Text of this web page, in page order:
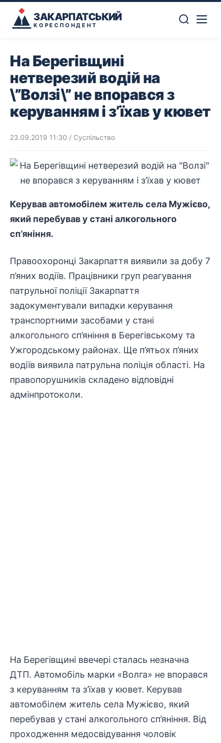
ЗАКАРПАТСЬКИЙ
КОРЕСПОНДЕНТ
На Берегівщині
нетверезий водій на
\”Волзі\” не впорався з
керуванням і з’їхав у кювет
23.09.2019 11:30 / Суспільство
Керував автомобілем житель села Мужієво,
який перебував у стані алкогольного
сп’яніння.
Правоохоронці Закарпаття виявили за добу 7
п’яних водіїв. Працівники груп реагування
патрульної поліції Закарпаття
задокументували випадки керування
транспортними засобами у стані
алкогольного сп’яніння в Берегівському та
Ужгородському районах. Ще п’ятьох п’яних
водіїв виявила патрульна поліція області. На
правопорушників складено відповідні
адмінпротоколи.
На Берегівщині ввечері сталась незначна
ДТП. Автомобіль марки «Волга» не впорався
з керуванням та з’їхав у кювет. Керував
автомобілем житель села Мужієво, який
перебував у стані алкогольного сп’яніння. Від
проходження медосвідування чоловік